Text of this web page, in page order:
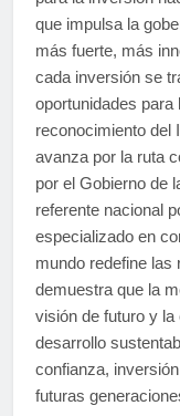
que impulsa la
más fuerte, más
cada inversión se
oportunidades
reconocimiento del
avanza por la ruta
por el Gobierno de
referente nacional
especializado en
mundo redefine las
demuestra que la
visión de futuro y
desarrollo
confianza,
futuras